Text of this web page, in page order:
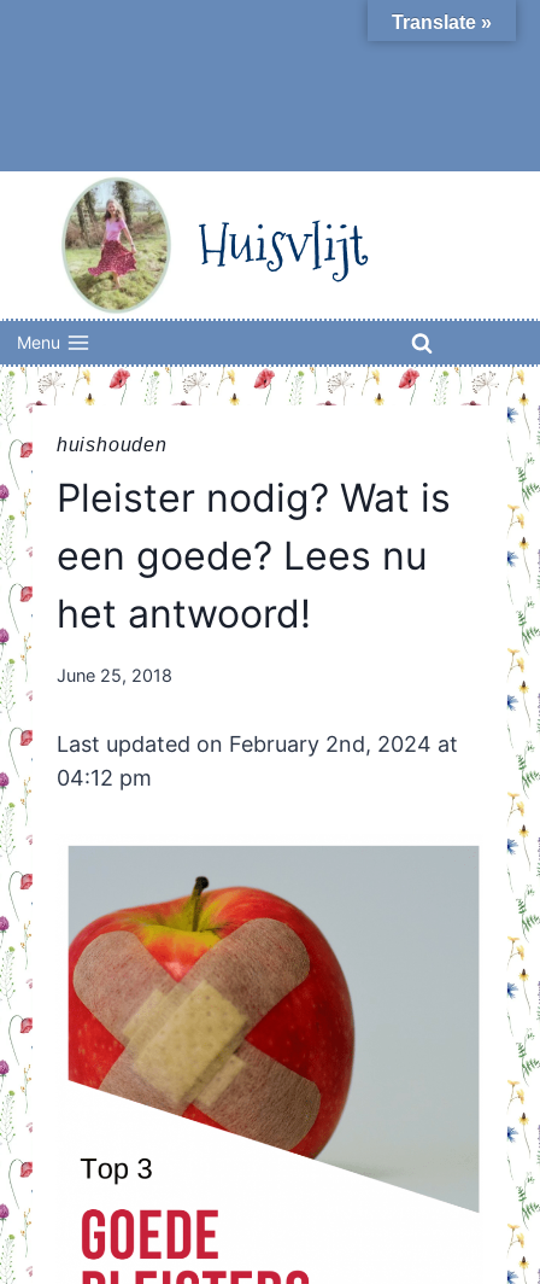
Huisvlijt
Menu
huishouden
Pleister nodig? Wat is
een goede? Lees nu
het antwoord!
By
June 25, 2018
Last updated on February 2nd, 2024 at
04:12 pm
Translate »